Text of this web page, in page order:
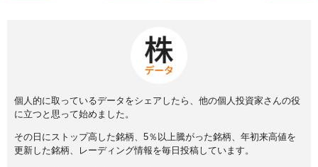
個人的に取っているデータをシェアしたら、他の個人投資家さんの役
に立つと思って始めました。
その日にストップ高した銘柄、5％以上騰がった銘柄、年初来高値を
更新した銘柄、レーディング情報を毎日投稿しています。